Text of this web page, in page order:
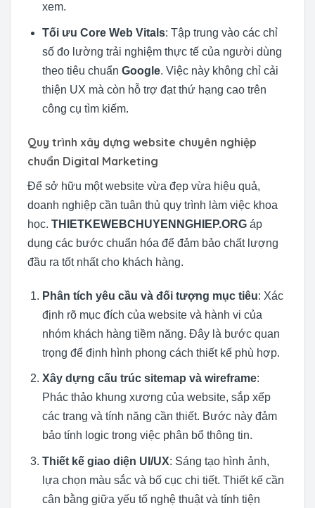
xem.
Tối ưu Core Web Vitals: Tập trung vào các chỉ
số đo lường trải nghiệm thực tế của người dùng
theo tiêu chuẩn Google. Việc này không chỉ cải
thiện UX mà còn hỗ trợ đạt thứ hạng cao trên
công cụ tìm kiếm.
Quy trình xây dựng website chuyên nghiệp
chuẩn Digital Marketing
Để sở hữu một website vừa đẹp vừa hiệu quả,
doanh nghiệp cần tuân thủ quy trình làm việc khoa
học. THIETKEWEBCHUYENNGHIEP.ORG áp
dụng các bước chuẩn hóa để đảm bảo chất lượng
đầu ra tốt nhất cho khách hàng.
Phân tích yêu cầu và đối tượng mục tiêu: Xác
định rõ mục đích của website và hành vi của
nhóm khách hàng tiềm năng. Đây là bước quan
trọng để định hình phong cách thiết kế phù hợp.
Xây dựng cấu trúc sitemap và wireframe:
Phác thảo khung xương của website, sắp xếp
các trang và tính năng cần thiết. Bước này đảm
bảo tính logic trong việc phân bổ thông tin.
Thiết kế giao diện UI/UX: Sáng tạo hình ảnh,
lựa chọn màu sắc và bố cục chi tiết. Thiết kế cần
cân bằng giữa yếu tố nghệ thuật và tính tiện